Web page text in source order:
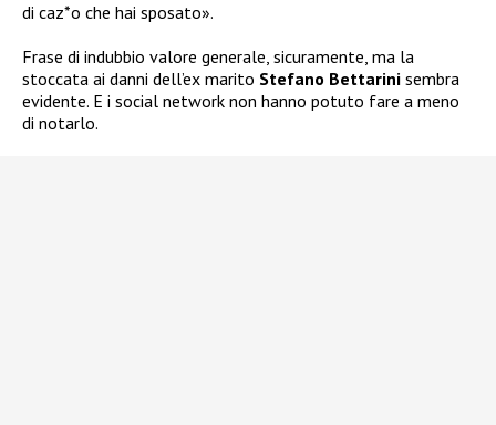
di caz*o che hai sposato».
Frase di indubbio valore generale, sicuramente, ma la
stoccata ai danni dell’ex marito Stefano Bettarini sembra
evidente. E i social network non hanno potuto fare a meno
di notarlo.